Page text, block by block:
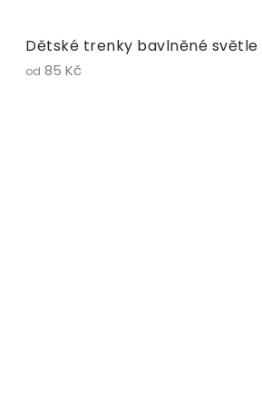
Dětské trenky bavlněné
od 85 Kč